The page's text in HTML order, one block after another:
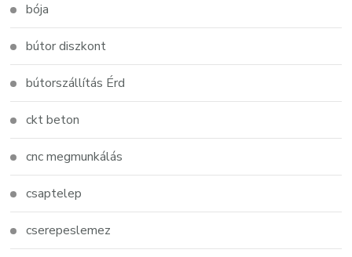
bója
bútor diszkont
bútorszállítás Érd
ckt beton
cnc megmunkálás
csaptelep
cserepeslemez